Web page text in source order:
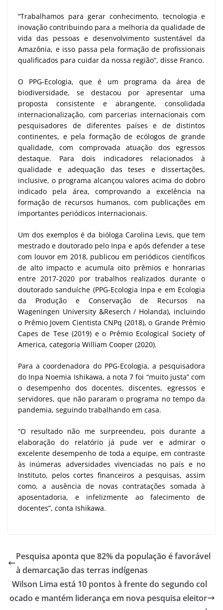
“Trabalhamos para gerar conhecimento, tecnologia e
inovação contribuindo para a melhoria da qualidade de
vida das pessoas e desenvolvimento sustentável da
Amazônia, e isso passa pela formação de profissionais
qualificados para cuidar da nossa região”, disse Franco.
O PPG-Ecologia, que é um programa da área de
biodiversidade, se destacou por apresentar uma
proposta consistente e abrangente, consolidada
internacionalização, com parcerias internacionais com
pesquisadores de diferentes países e de distintos
continentes, e pela formação de ecólogos de grande
qualidade, com comprovada atuação dos egressos
destaque. Para dois indicadores relacionados à
qualidade e adequação das teses e dissertações,
inclusive, o programa alcançou valores acima do dobro
indicado pela área, comprovando a excelência na
formação de recursos humanos, com publicações em
importantes periódicos internacionais.
Um dos exemplos é da bióloga Carolina Levis, que tem
mestrado e doutorado pelo Inpa e após defender a tese
com louvor em 2018, publicou em periódicos científicos
de alto impacto e acumula oito prêmios e honrarias
entre 2017-2020 por trabalhos realizados durante o
doutorado sanduíche (PPG-Ecologia Inpa e em Ecologia
da Produção e Conservação de Recursos na
Wageningen University &Reserch / Holanda), incluindo
o Prêmio Jovem Cientista CNPq (2018), o Grande Prêmio
Capes de Tese (2019) e o Prêmio Ecological Society of
America, categoria William Cooper (2020).
Para a coordenadora do PPG-Ecologia, a pesquisadora
do Inpa Noemia Ishikawa, a nota 7 foi “muito justa” com
o desempenho dos docentes, discentes, egressos e
servidores, que não pararam o programa no tempo da
pandemia, seguindo trabalhando em casa.
“O resultado não me surpreendeu, pois durante a
elaboração do relatório já pude ver e admirar o
excelente desempenho de toda a equipe, em contraste
às inúmeras adversidades vivenciadas no país e no
Instituto, pelos cortes financeiros a pesquisas, assim
como, a ausência de novas contratações somada à
aposentadoria, e infelizmente ao falecimento de
docentes”, conta Ishikawa.
Pesquisa aponta que 82% da população é favorável
à demarcação das terras indígenas
Wilson Lima está 10 pontos à frente do segundo col
ocado e mantém liderança em nova pesquisa eleitor